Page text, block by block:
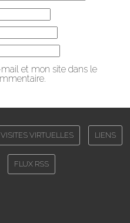
et mon site dans le
VISITES VIRTUELLES LIENS
FLUX RSS